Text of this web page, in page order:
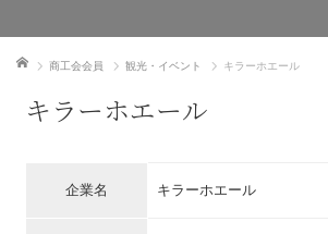
ホーム 商工会会員 観光・イベント キラーホエール
キラーホエール
企業名 キラーホエール